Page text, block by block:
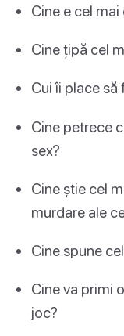
Cine e cel
Cine țipă cel
Cui îi place să
Cine petrece
sex?
Cine știe cel
murdare ale
Cine spune
Cine va primi
joc?